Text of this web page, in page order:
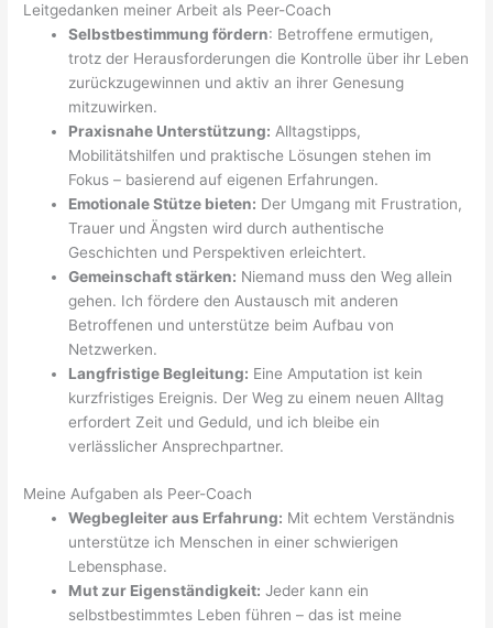
Leitgedanken meiner Arbeit als Peer-Coach
Selbstbestimmung fördern: Betroffene ermutigen,
trotz der Herausforderungen die Kontrolle über ihr Leben
zurückzugewinnen und aktiv an ihrer Genesung
mitzuwirken.
Praxisnahe Unterstützung: Alltagstipps,
Mobilitätshilfen und praktische Lösungen stehen im
Fokus – basierend auf eigenen Erfahrungen.
Emotionale Stütze bieten: Der Umgang mit Frustration,
Trauer und Ängsten wird durch authentische
Geschichten und Perspektiven erleichtert.
Gemeinschaft stärken: Niemand muss den Weg allein
gehen. Ich fördere den Austausch mit anderen
Betroffenen und unterstütze beim Aufbau von
Netzwerken.
Langfristige Begleitung: Eine Amputation ist kein
kurzfristiges Ereignis. Der Weg zu einem neuen Alltag
erfordert Zeit und Geduld, und ich bleibe ein
verlässlicher Ansprechpartner.
Meine Aufgaben als Peer-Coach
Wegbegleiter aus Erfahrung: Mit echtem Verständnis
unterstütze ich Menschen in einer schwierigen
Lebensphase.
Mut zur Eigenständigkeit: Jeder kann ein
selbstbestimmtes Leben führen – das ist meine